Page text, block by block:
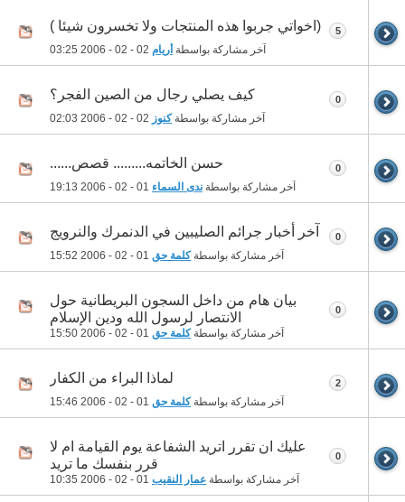
(اخواتي جربوا هذه المنتجات ولا تخسرون شيئا )
آخر مشاركة بواسطة أريام 03:25
5
كيف يصلي رجال من الصين الفجر؟
آخر مشاركة بواسطةكنوز 02:03
0
حسن الخاتمه......... قصص......
آخر مشاركة بواسطة ندى السماء 19:13
0
آخر أخبار جرائم الصليبين في الدنمرك والنرويج
آخر مشاركة بواسطةكلمة حق 15:52
0
بيان هام من داخل السجون البريطانية حول
الانتصار لرسول الله ودين الإسلام
آخر مشاركة بواسطةكلمة حق 15:50
0
لماذا البراء من الكفار
آخر مشاركة بواسطةكلمة حق 15:46
2
عليك ان تقرر اتريد الشفاعة يوم القيامة ام لا
قرر بنفسك ما تريد
آخر مشاركة بواسطة عمار النقيب 10:35
0